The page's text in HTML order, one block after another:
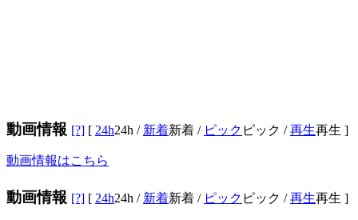
動画情報 [?] [ 24h24h / 新着新着 / ピック ピック /再生再生 ]
動画情報はこちら
動画情報 [?] [ 24h24h / 新着新着 / ピック ピック /再生再生 ]